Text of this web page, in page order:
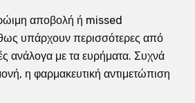
αποβολή ή missed
υπάρχουν περισσότερες από
ανάλογα με τα ευρήματα. Συχνά
η φαρμακευτική αντιμετώπιση